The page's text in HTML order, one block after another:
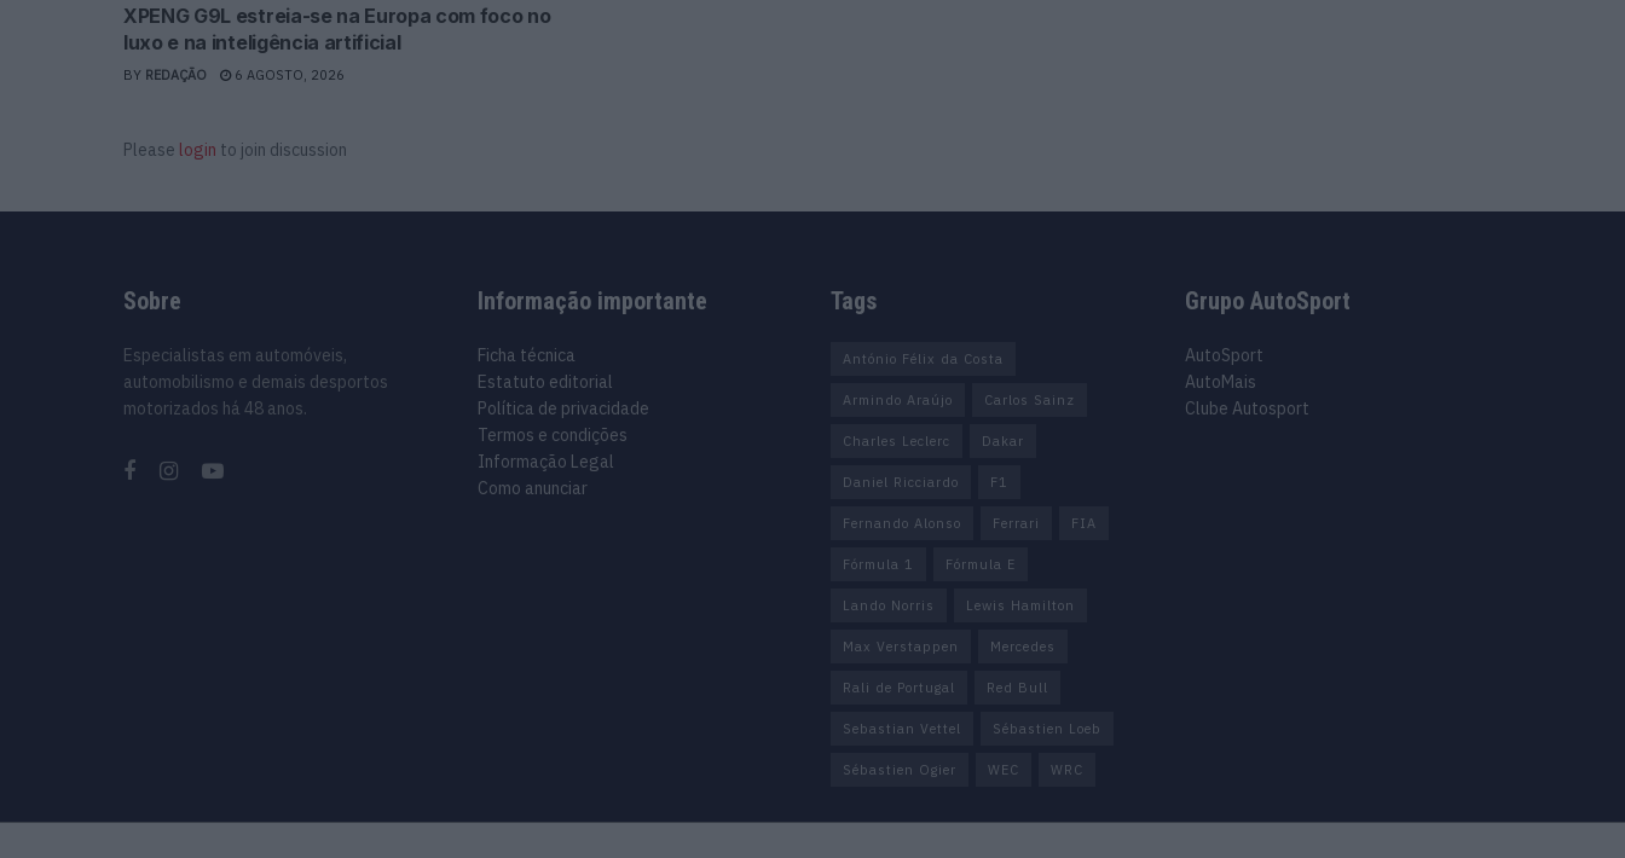
XPENG G9L estreia-se na Europa com foco no
luxo e na inteligência artificial
BY REDAÇÃO 6 AGOSTO, 2026
Please login to join discussion
Sobre
Especialistas em automóveis,
automobilismo e demais desportos
motorizados há 48 anos.
Informação importante
Ficha técnica
Estatuto editorial
Política de privacidade
Termos e condições
Informação Legal
Como anunciar
Tags
António Félix da Costa
Armindo Araújo Carlos Sainz
Charles Leclerc Dakar
Daniel Ricciardo F1
Fernando Alonso Ferrari FIA
Fórmula 1 Fórmula E
Lando Norris Lewis Hamilton
Max Verstappen Mercedes
Rali de Portugal Red Bull
Sebastian Vettel Sébastien Loeb
Sébastien Ogier WEC WRC
Grupo AutoSport
AutoSport
AutoMais
Clube Autosport